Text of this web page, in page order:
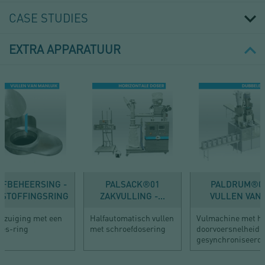
CASE STUDIES
EXTRA APPARATUUR
-
met een
ring
PALSACK®01
ZAKVULLING -...
Halfautomatisch vullen
met schroefdosering
VULLEN
Vulmachine met
doorvoersnelheid